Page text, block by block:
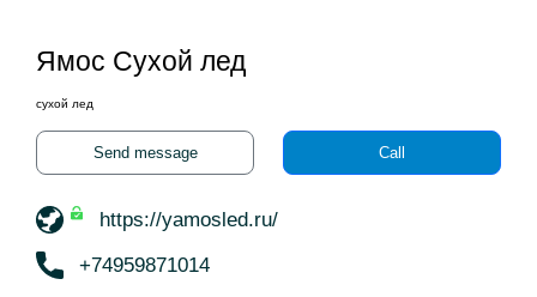
Ямос Сухой лед
сухой лед
Send message Call
https://yamosled.ru/
+74959871014